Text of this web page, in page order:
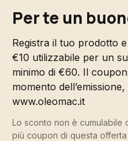
Per te un
Registra il tuo prodotto
€10 utilizzabile per un
minimo di €60. Il
momento
www.oleomac.it
Lo sconto non è cumulabile
più coupon di questa